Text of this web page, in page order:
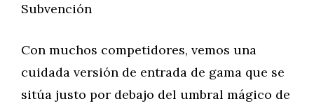
Subvención
Con muchos competidores, vemos una
cuidada versión de entrada de gama que se
sitúa justo por debajo del umbral mágico de